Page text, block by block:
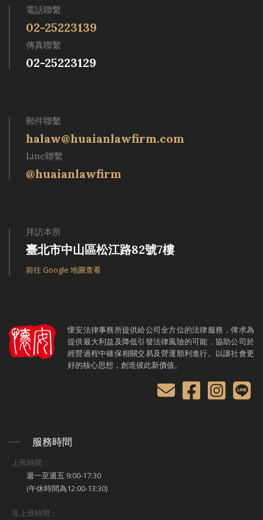
電話聯繫
02-25223139
傳真聯繫
02-25223129
郵件聯繫
halaw@huaianlawfirm.com
Line聯繫
@huaianlawfirm
拜訪本所
臺北市中山區松江路82號7樓
前往 Google 地圖查看
懷安法律事務所提供給公司全方位的法律服務，俾求為
提供最大利益及降低引發法律風險的可能，協助公司於
經營過程中確保相關交易及營運順利進行。以讓社會更
好的核心思想，創造彼此新價值。
服務時間
上班時間：
週一至週五 9:00-17:30
(午休時間為12:00-13:30)
非上班時間：